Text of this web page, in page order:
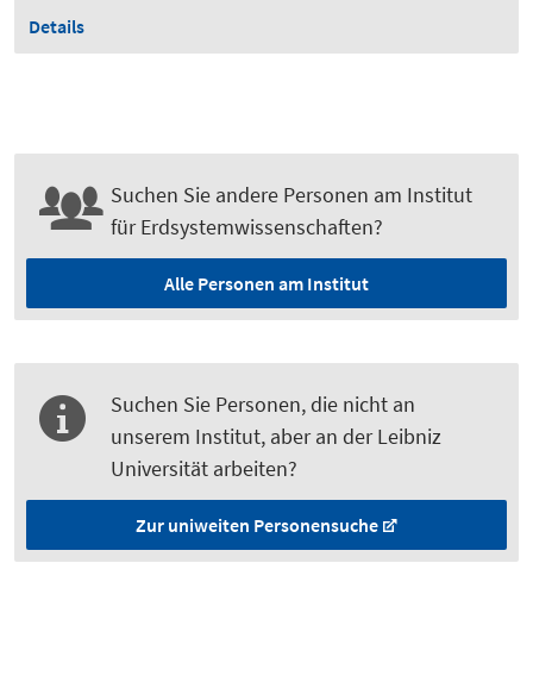
Details
Suchen Sie andere Personen am Institut
für Erdsystemwissenschaften?
Alle Personen am Institut
Suchen Sie Personen, die nicht an
unserem Institut, aber an der Leibniz
Universität arbeiten?
Zur uniweiten Personen­suche